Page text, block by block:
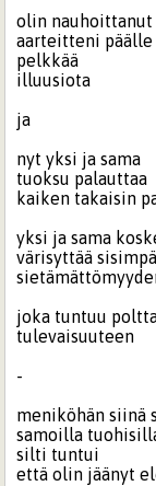
olin nauhoittanut
aarteitteni päälle
pelkkää
illuusiota
ja
nyt yksi ja sama
tuoksu palauttaa
kaiken takaisin
yksi ja sama
värisyttää
joka tuntuu
tulevaisuuteen
-
meniköhän siinä
samoilla
silti tuntui
että olin jäänyt